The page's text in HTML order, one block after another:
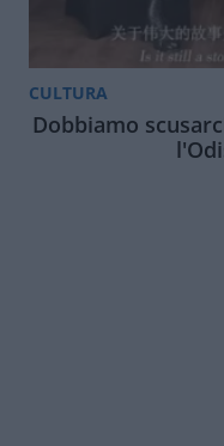
CULTURA
Dobbiamo